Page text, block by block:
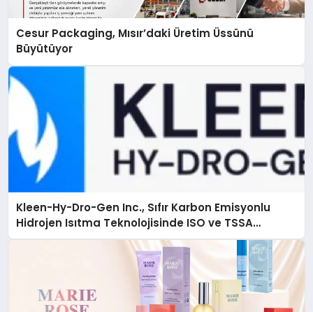
Cesur Packaging, Mısır’daki Üretim Üssünü
Büyütüyor
Kleen-Hy-Dro-Gen Inc., Sıfır Karbon Emisyonlu
Hidrojen Isıtma Teknolojisinde ISO ve TSSA
Düzenleyici Onaylarını Aldı